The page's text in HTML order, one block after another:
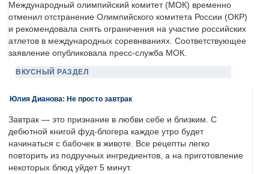
Международный олимпийский комитет (МОК) временно
отменил отстранение Олимпийского комитета России (ОКР)
и рекомендовала снять ограничения на участие российских
атлетов в международных соревнваниях. Соответствующее
заявление опубликовала пресс-служба МОК.
ВКУСНЫЙ РАЗДЕЛ
Юлия Дианова: Не просто завтрак
Завтрак — это признание в любви себе и близким. С
дебютной книгой фуд-блогера каждое утро будет
начинаться с бабочек в животе. Все рецепты легко
повторить из подручных ингредиентов, а на приготовление
некоторых блюд уйдет 5 минут.